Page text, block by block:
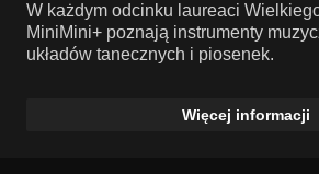
W każdym odcinku laureaci
MiniMini+ poznają instrumenty
układów tanecznych i piosenek.
Więcej informacji